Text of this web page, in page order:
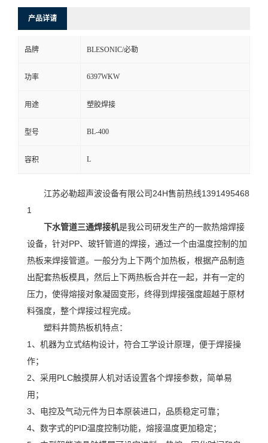
产品详请
品牌 BLESONIC/必勒
功率 6397WKW
用途 塑胶焊接
型号 BL-400
容积 L
江苏必勒超声波设备有限公司24H售前热线1391495468
1
下水管道三通焊接机是我公司研发生产的一款热熔焊接
设备，针对PP、玻钎管道的焊接，通过一个由温度控制的加
热板来焊接管道。一般分为上下两个加热板，根据产品制造
出配套热板模具，然后上下两热板合并在一起，并有一定的
压力，使得熔接对象凝固变形，终得到焊接强度超越于原材
料强度，整个焊接过程完成。
塑料井筒热板机特点：
1、机器为立式结构设计，符合工学设计原理，便于焊接操
作；
2、采用PLC触摸屏人机对话设置各个焊接参数，简单易
用；
3、电控及气动元件为日本原装进口，品质稳定可靠；
4、数字式的PID温度控制功能，熔接温度更加稳定；